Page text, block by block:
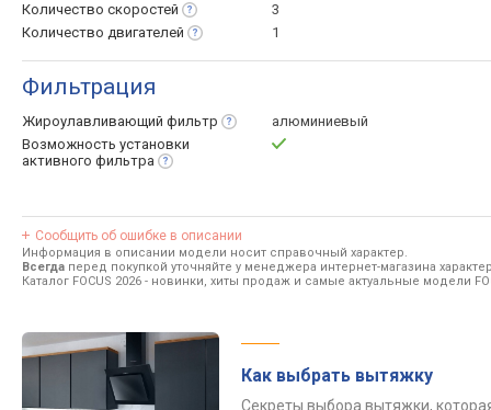
Количество скоростей
3
Количество двигателей 1
Фильтрация
Жироулавливающий фильтр
алюминиевый
Возможность установки
активного фильтра
Сообщить об ошибке в описании
Информация в описании модели носит справочный характер.
Всегда перед покупкой уточняйте у менеджера интернет-магазина
Каталог FOCUS 2026 - новинки, хиты продаж и самые актуальные модели
Как выбрать вытяжку
Секреты выбора вытяжки,